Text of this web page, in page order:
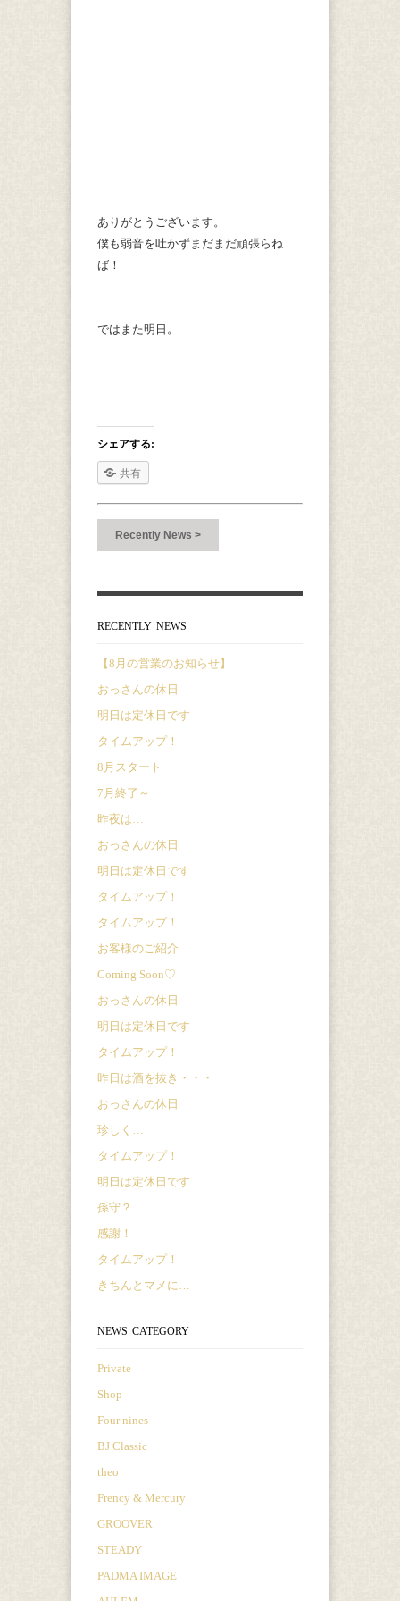
ありがとうございます。
僕も弱音を吐かずまだまだ頑張らね
ば！
ではまた明日。
シェアする:
共有
Recently News >
RECENTLY NEWS
【8月の営業のお知らせ】
おっさんの休日
明日は定休日です
タイムアップ！
8月スタート
7月終了～
昨夜は…
おっさんの休日
明日は定休日です
タイムアップ！
タイムアップ！
お客様のご紹介
Coming Soon♡
おっさんの休日
明日は定休日です
タイムアップ！
昨日は酒を抜き・・・
おっさんの休日
珍しく…
タイムアップ！
明日は定休日です
孫守？
感謝！
タイムアップ！
きちんとマメに…
NEWS CATEGORY
Private
Shop
Four nines
BJ Classic
theo
Frency & Mercury
GROOVER
STEADY
PADMA IMAGE